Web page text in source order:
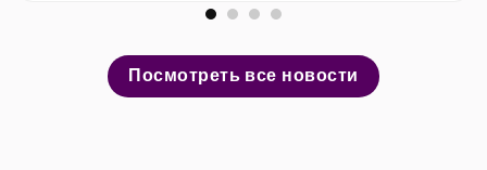
Посмотреть все новости